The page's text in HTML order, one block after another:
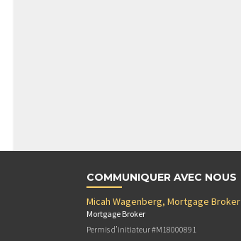
COMMUNIQUER AVEC NOUS
Micah Wagenberg, Mortgage Broker
Mortgage Broker
Permis d’initiateur #M18000891